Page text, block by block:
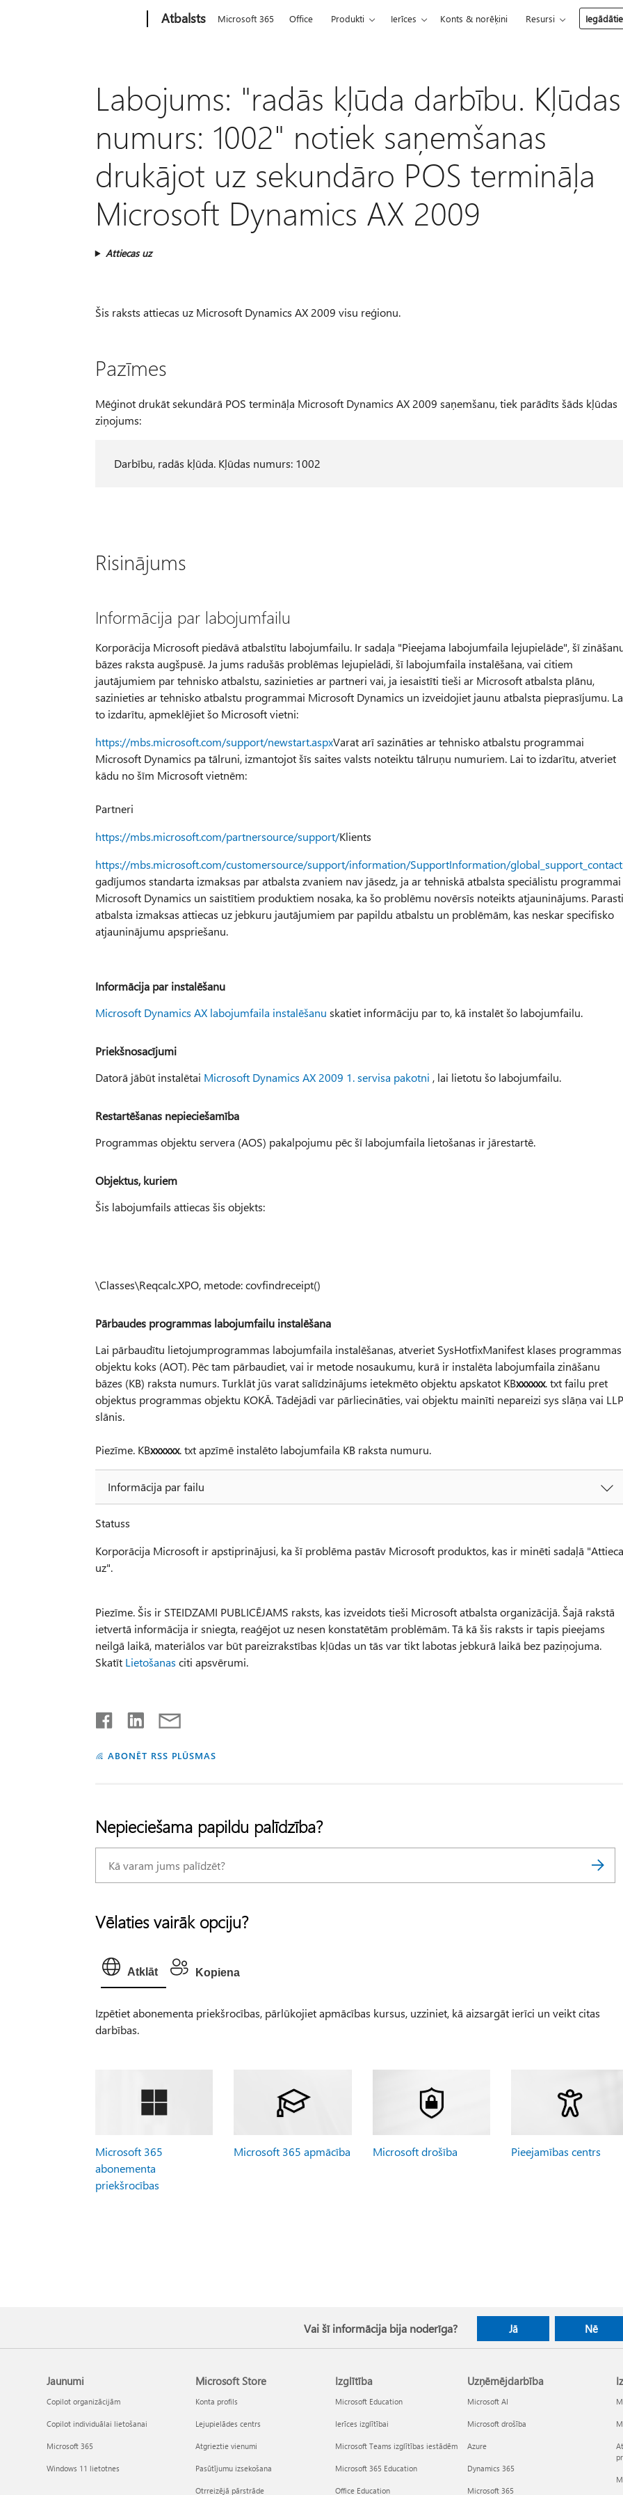
Atbalsts Microsoft 365 Office Produkti Ierīces Konts & norēķini Resursi
Labojums: "radās kļūda darbību. Kļūdas
numurs: 1002" notiek saņemšanas
drukājot uz sekundāro POS termināļa
Microsoft Dynamics AX 2009
Attiecas uz
Šis raksts attiecas uz Microsoft Dynamics AX 2009 visu reģionu.
Pazīmes
Mēģinot drukāt sekundārā POS termināļa Microsoft Dynamics AX 2009 saņemšanu, tiek parādīts šāds kļūdas
ziņojums:
Darbību, radās kļūda. Kļūdas numurs: 1002
Risinājums
Informācija par labojumfailu
Korporācija Microsoft piedāvā atbalstītu labojumfailu. Ir sadaļa "Pieejama labojumfaila lejupielāde", šī
bāzes raksta augšpusē. Ja jums radušās problēmas lejupielādi, šī labojumfaila instalēšana, vai citiem
jautājumiem par tehnisko atbalstu, sazinieties ar partneri vai, ja iesaistīti tieši ar Microsoft atbalsta plānu,
sazinieties ar tehnisko atbalstu programmai Microsoft Dynamics un izveidojiet jaunu atbalsta pieprasījumu.
to izdarītu, apmeklējiet šo Microsoft vietni:
https://mbs.microsoft.com/support/newstart.aspxVarat arī sazināties ar tehnisko atbalstu programmai
Microsoft Dynamics pa tālruni, izmantojot šīs saites valsts noteiktu tālruņu numuriem. Lai to izdarītu, atveriet
kādu no šīm Microsoft vietnēm:
Partneri
https://mbs.microsoft.com/partnersource/support/Klients
https://mbs.microsoft.com/customersource/support/information/SupportInformation/
gadījumos standarta izmaksas par atbalsta zvaniem nav jāsedz, ja ar tehniskā atbalsta speciālistu programmai
Microsoft Dynamics un saistītiem produktiem nosaka, ka šo problēmu novērsīs noteikts atjauninājums. Parasti
atbalsta izmaksas attiecas uz jebkuru jautājumiem par papildu atbalstu un problēmām, kas neskar specifisko
atjauninājumu apspriešanu.
Informācija par instalēšanu
Microsoft Dynamics AX labojumfaila instalēšanu skatiet informāciju par to, kā instalēt šo labojumfailu.
Priekšnosacījumi
Datorā jābūt instalētai Microsoft Dynamics AX 2009 1. servisa pakotni , lai lietotu šo labojumfailu.
Restartēšanas nepieciešamība
Programmas objektu servera (AOS) pakalpojumu pēc šī labojumfaila lietošanas ir jārestartē.
Objektus, kuriem
Šis labojumfails attiecas šis objekts:
\Classes\Reqcalc.XPO, metode: covfindreceipt()
Pārbaudes programmas labojumfailu instalēšana
Lai pārbaudītu lietojumprogrammas labojumfaila instalēšanas, atveriet SysHotfixManifest klases programmas
objektu koks (AOT). Pēc tam pārbaudiet, vai ir metode nosaukumu, kurā ir instalēta labojumfaila zināšanu
bāzes (KB) raksta numurs. Turklāt jūs varat salīdzinājums ietekmēto objektu apskatot KBxxxxxx. txt failu pret
objektus programmas objektu KOKĀ. Tādējādi var pārliecināties, vai objektu mainīti nepareizi sys slāņa vai LLP
slānis.
Piezīme. KBxxxxxx. txt apzīmē instalēto labojumfaila KB raksta numuru.
Informācija par failu
Statuss
Korporācija Microsoft ir apstiprinājusi, ka šī problēma pastāv Microsoft produktos, kas ir minēti sadaļā
uz".
Piezīme. Šis ir STEIDZAMI PUBLICĒJAMS raksts, kas izveidots tieši Microsoft atbalsta organizācijā. Šajā rakstā
ietvertā informācija ir sniegta, reaģējot uz nesen konstatētām problēmām. Tā kā šis raksts ir tapis pieejams
neilgā laikā, materiālos var būt pareizrakstības kļūdas un tās var tikt labotas jebkurā laikā bez paziņojuma.
Skatīt Lietošanas citi apsvērumi.
ABONĒT RSS PLŪSMAS
Nepieciešama papildu palīdzība?
Vēlaties vairāk opciju?
Atklāt Kopiena
Izpētiet abonementa priekšrocības, pārlūkojiet apmācības kursus, uzziniet, kā aizsargāt ierīci un veikt citas
darbības.
Microsoft 365
abonementa
priekšrocības
Microsoft 365 apmācība Microsoft drošība Pieejamības centrs
Vai šī informācija bija noderīga? Jā Nē
Jaunumi
Copilot organizācijām
Copilot individuālai lietošanai
Microsoft 365
Windows 11 lietotnes
Microsoft Store
Konta profils
Lejupielādes centrs
Atgrieztie vienumi
Pasūtījumu izsekošana
Otrreizējā pārstrāde
Izglītība
Microsoft Education
Ierīces izglītībai
Microsoft Teams izglītības iestādēm
Microsoft 365 Education
Office Education
Uzņēmējdarbība
Microsoft AI
Microsoft drošība
Azure
Dynamics 365
Microsoft 365